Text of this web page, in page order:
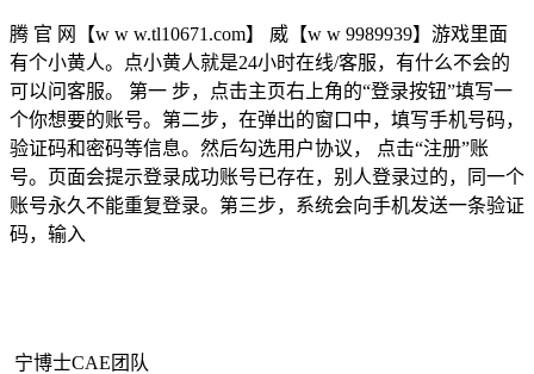
腾 官 网【w w w.tl10671.com】 威【w w 9989939】游戏里面
有个小黄人。点小黄人就是24小时在线/客服，有什么不会的
可以问客服。 第一 步，点击主页右上角的“登录按钮”填写一
个你想要的账号。第二步，在弹出的窗口中，填写手机号码，
验证码和密码等信息。然后勾选用户协议， 点击“注册”账
号。页面会提示登录成功账号已存在，别人登录过的，同一个
账号永久不能重复登录。第三步，系统会向手机发送一条验证
码，输入
宁博士CAE团队